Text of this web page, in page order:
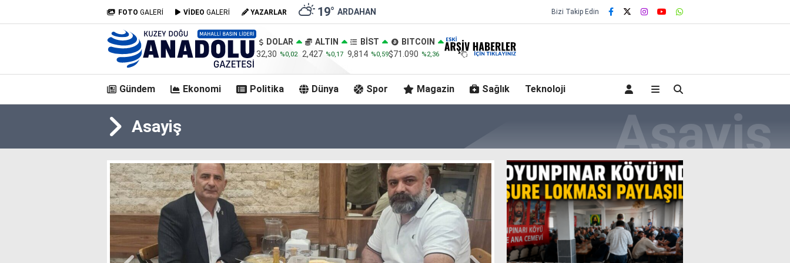
FOTO GALERİ VİDEO GALERİ YAZARLAR 19° ARDAHAN Bizi Takip Edin
DOLAR
32,30 %0,02
ALTIN
2,427 %0,17
BİST
9,814 %0,59
BITCOIN
$71.090 %2,36
Gündem Ekonomi Politika Dünya Spor Magazin Sağlık Teknoloji
deneme
Asayiş